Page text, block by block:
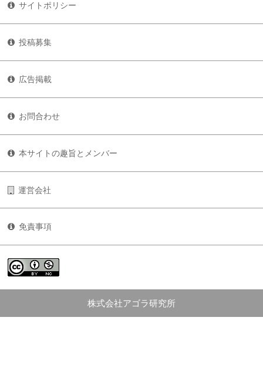
サイトポリシー
投稿募集
広告掲載
お問合わせ
本サイトの趣旨とメンバー
運営会社
免責事項
株式会社アゴラ研究所